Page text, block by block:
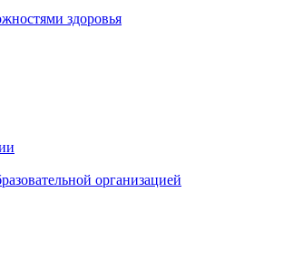
здоровья
организацией